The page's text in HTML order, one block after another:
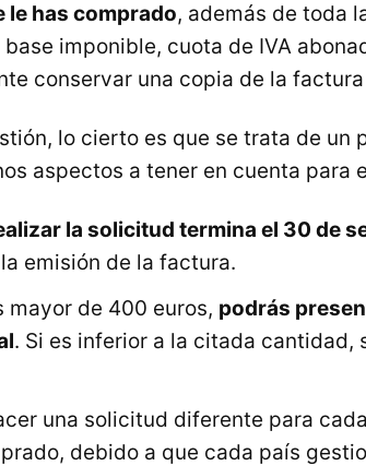
le has comprado, además de toda
imponible, cuota de IVA
conservar una copia de la
lo cierto es que se trata de un
aspectos a tener en cuenta para
la solicitud termina el 30 de
emisión de la factura.
mayor de 400 euros, podrás
. Si es inferior a la citada cantidad,
una solicitud diferente para
debido a que cada país